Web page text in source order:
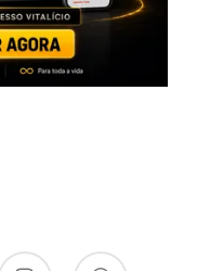
instagram whatsapp